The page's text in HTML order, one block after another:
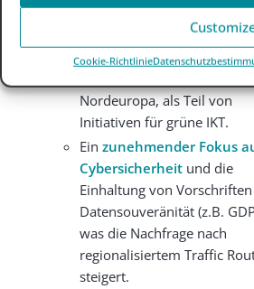
Cookie-Richtlinie
mit hoher Bandbreite.
Ausbau von Rechenzentren,
mit erneuerbaren Energien
Nordeuropa, als Teil von
Initiativen für grüne IKT.
Ein zunehmender Fokus
Cybersicherheit und die
Einhaltung von
Datensouveränität (z.B.
was die Nachfrage nach
regionalisiertem Traffic
steigert.